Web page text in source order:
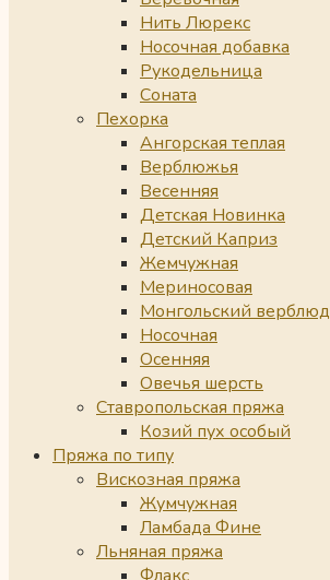
Нить Люрекс
Носочная добавка
Рукодельница
Соната
Пехорка
Ангорская теплая
Верблюжья
Весенняя
Детская Новинка
Детский Каприз
Жемчужная
Мериносовая
Монгольский верблюд
Носочная
Осенняя
Овечья шерсть
Ставропольская пряжа
Козий пух особый
Пряжа по типу
Вискозная пряжа
Жумчужная
Ламбада Фине
Льняная пряжа